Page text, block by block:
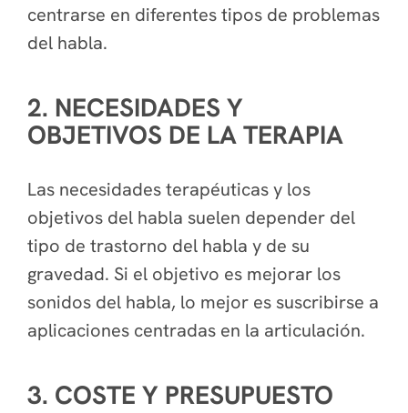
centrarse en diferentes tipos de problemas
del habla.
2. NECESIDADES Y
OBJETIVOS DE LA TERAPIA
Las necesidades terapéuticas y los
objetivos del habla suelen depender del
tipo de trastorno del habla y de su
gravedad. Si el objetivo es mejorar los
sonidos del habla, lo mejor es suscribirse a
aplicaciones centradas en la articulación.
3. COSTE Y PRESUPUESTO